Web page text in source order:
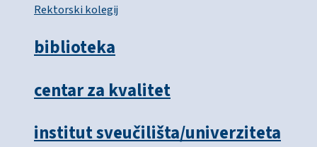
Rektorski kolegij
biblioteka
centar za kvalitet
institut sveučilišta/univerziteta